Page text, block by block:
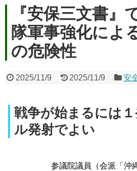
『安保三文書』
隊軍事強化によ
の危険性
2025/11/9 2025/11/9 安
戦争が始まるには
ル発射でよい
参議院議員（会派「沖